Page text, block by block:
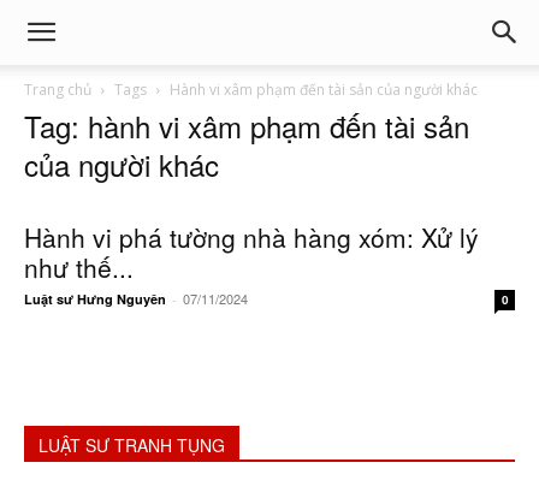
Trang chủ Tags Hành vi xâm phạm đến tài sản của người khác
Tag: hành vi xâm phạm đến tài sản
của người khác
Hành vi phá tường nhà hàng xóm: Xử lý
như thế...
Luật sư Hưng Nguyên - 07/11/2024 0
LUẬT SƯ TRANH TỤNG